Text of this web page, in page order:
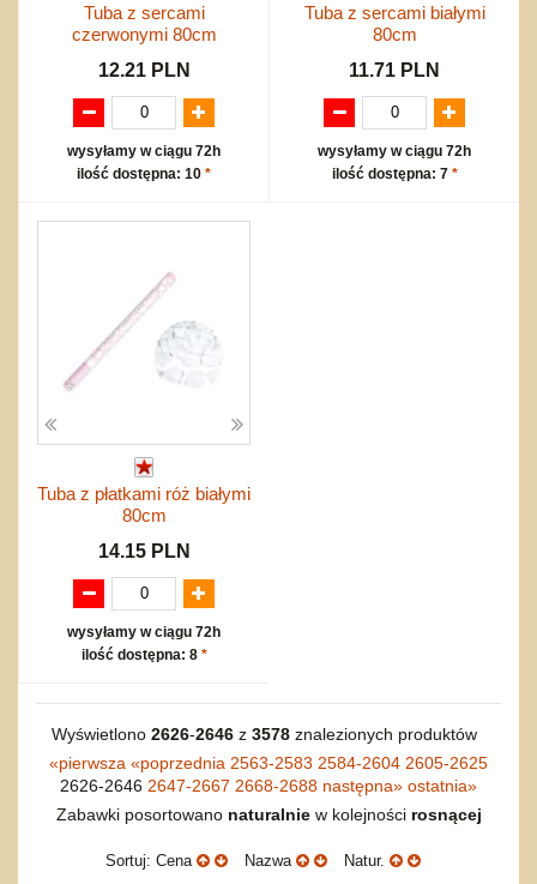
Tuba z sercami
czerwonymi 80cm
12.21 PLN
wysyłamy w ciągu 72h
ilość dostępna: 10 *
Tuba z sercami białymi
80cm
11.71 PLN
wysyłamy w ciągu 72h
ilość dostępna: 7 *
Tuba z płatkami róż białymi
80cm
14.15 PLN
wysyłamy w ciągu 72h
ilość dostępna: 8 *
Wyświetlono 2626-2646z 3578znalezionych produktów
«pierwsza «poprzednia 2563-2583 2584-2604 2605-2625
2626-2646 2647-2667 2668-2688 następna» ostatnia»
Zabawki posortowano naturalniew kolejności rosnącej
Sortuj: Cena Nazwa
Natur.